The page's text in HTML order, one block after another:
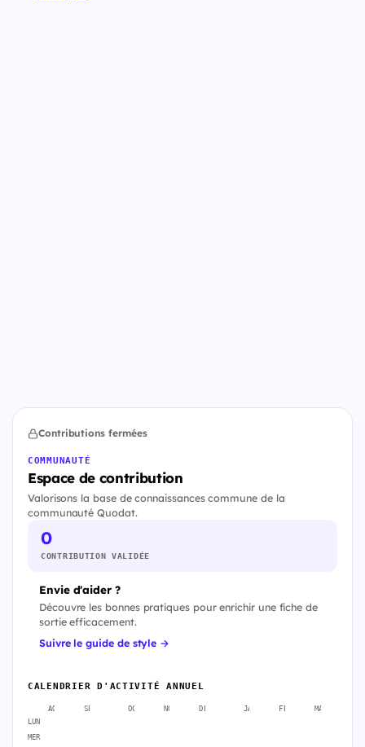
Contributions fermées
COMMUNAUTÉ
Espace de contribution
Valorisons la base de connaissances commune de la
communauté Quodat.
0
CONTRIBUTION VALIDÉE
Envie d'aider ?
Découvre les bonnes pratiques pour enrichir une fiche de
sortie efficacement.
Suivre le guide de style →
CALENDRIER D'ACTIVITÉ ANNUEL
AOÛT SEPT. OCT. NOV. DÉC. JANV. FÉVR. MARS
LUN
MER